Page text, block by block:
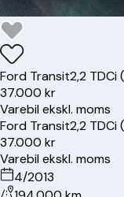
Ford Transit2,2 TDCi
37.000 kr
Varebil ekskl. moms
Ford Transit2,2 TDCi
37.000 kr
Varebil ekskl. moms
4/2013